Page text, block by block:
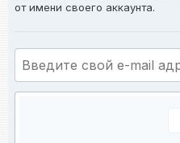
от имени своего аккаунта.